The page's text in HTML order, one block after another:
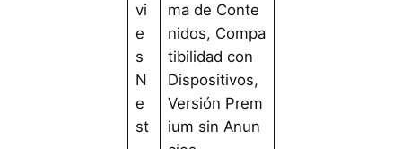
vi
e
s
N
e
st
ma de Conte
nidos, Compa
tibilidad con
Dispositivos,
Versión Prem
ium sin Anun